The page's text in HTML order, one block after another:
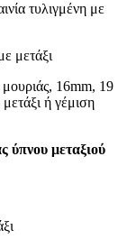
τυλιγμένη με
μετάξι
16mm, 19
ή γέμιση
ύπνου μεταξιού